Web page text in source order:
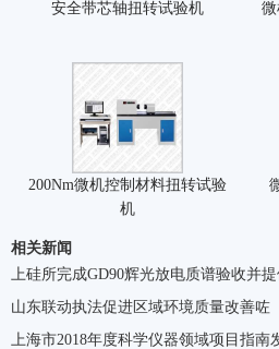
安全带芯轴扭转试验机
200Nm微机控制材料扭转试验
机
相关新闻
上硅所完成GD90辉光放电质谱验收并
山东联动执法促进区域环境质量改善咗
上海市2018年度科学仪器领域项目指南